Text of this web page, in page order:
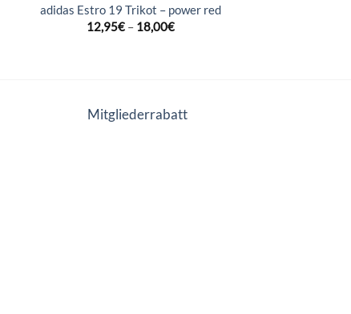
adidas Estro 19 Trikot – power red
12,95€– 18,00€
Mitgliederrabatt